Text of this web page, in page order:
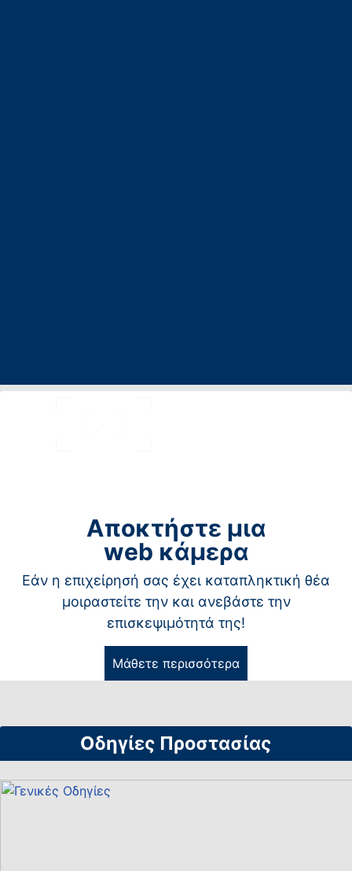
Αποκτήστε μια
web κάμερα
Εάν η επιχείρησή σας έχει καταπληκτική θέα
μοιραστείτε την και ανεβάστε την
επισκεψιμότητά της!
Μάθετε περισσότερα
Οδηγίες Προστασίας